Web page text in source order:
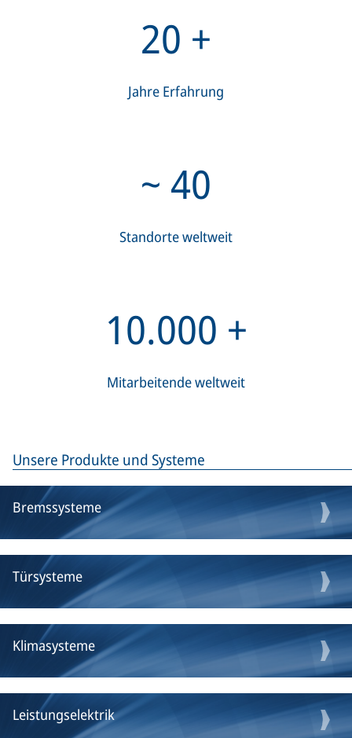
20 +
Jahre Erfahrung
~ 40
Standorte weltweit
10.000 +
Mitarbeitende weltweit
Unsere Produkte und Systeme
Bremssysteme
Türsysteme
Klimasysteme
Leistungselektrik